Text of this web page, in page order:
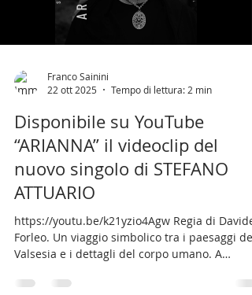
Franco Sainini
22 ott 2025
Tempo di lettura: 2 min
Disponibile su YouTube
“ARIANNA” il videoclip del
nuovo singolo di STEFANO
ATTUARIO
https://youtu.be/k21yzio4Agw Regia di Davide
Forleo. Un viaggio simbolico tra i paesaggi
Valsesia e i dettagli del corpo umano. A
Stefano Attuario pubblica il videoclip ufficiale